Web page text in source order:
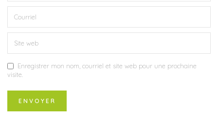
Enregistrer mon nom, courriel et site web pour une prochaine
visite.